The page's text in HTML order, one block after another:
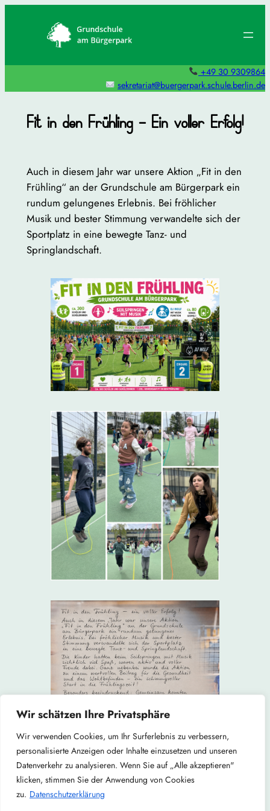
Wir schätzen Ihre Privatsphäre
Wir verwenden Cookies, um Ihr Surferlebnis zu verbessern,
personalisierte Anzeigen oder Inhalte einzusetzen und unseren
Datenverkehr zu analysieren. Wenn Sie auf „Alle akzeptieren"
klicken, stimmen Sie der Anwendung von Cookies
zu. Datenschutzerklärung
+49 30 9309864
sekretariat@buergerpark.schule.berlin.de
Fit in den Frühling – Ein voller Erfolg!
Auch in diesem Jahr war unsere Aktion „Fit in den
Frühling“ an der Grundschule am Bürgerpark ein
rundum gelungenes Erlebnis. Bei fröhlicher
Musik und bester Stimmung verwandelte sich der
Sportplatz in eine bewegte Tanz- und
Springlandschaft.